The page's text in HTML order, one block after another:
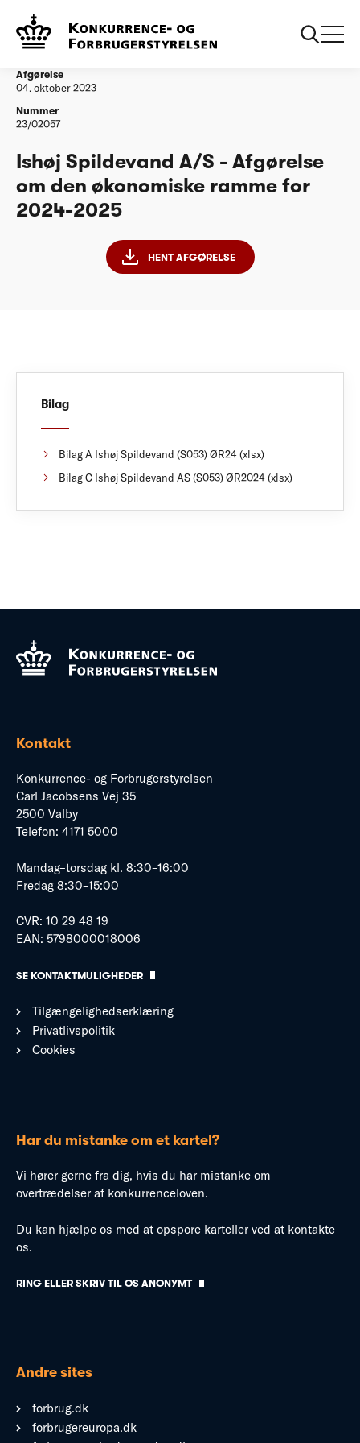
Vandtilsyn
økonomiske ramme for 2024-2025
Afgørelse
04. oktober 2023
Nummer
23/02057
Ishøj Spildevand A/S - Afgørelse
om den økonomiske ramme for
2024-2025
HENT AFGØRELSE
Bilag
Bilag A Ishøj Spildevand (S053) ØR24 (xlsx)
Bilag C Ishøj Spildevand AS (S053) ØR2024 (xlsx)
Kontakt
Konkurrence- og Forbrugerstyrelsen
Carl Jacobsens Vej 35
2500 Valby
Telefon: 4171 5000
Mandag–torsdag kl. 8:30–16:00
Fredag 8:30–15:00
CVR: 10 29 48 19
EAN: 5798000018006
SE KONTAKTMULIGHEDER
Tilgængelighedserklæring
Privatlivspolitik
Cookies
Har du mistanke om et kartel?
Vi hører gerne fra dig, hvis du har mistanke om
overtrædelser af konkurrenceloven.
Du kan hjælpe os med at opspore karteller ved at kontakte
os.
RING ELLER SKRIV TIL OS ANONYMT
Andre sites
forbrug.dk
forbrugereuropa.dk